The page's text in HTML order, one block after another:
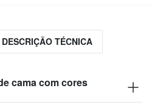
DESCRIÇÃO TÉCNICA
cama com cores